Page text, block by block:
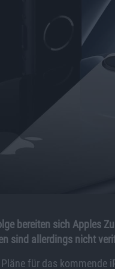
bereiten sich Apples
sind allerdings nicht
für das kommende